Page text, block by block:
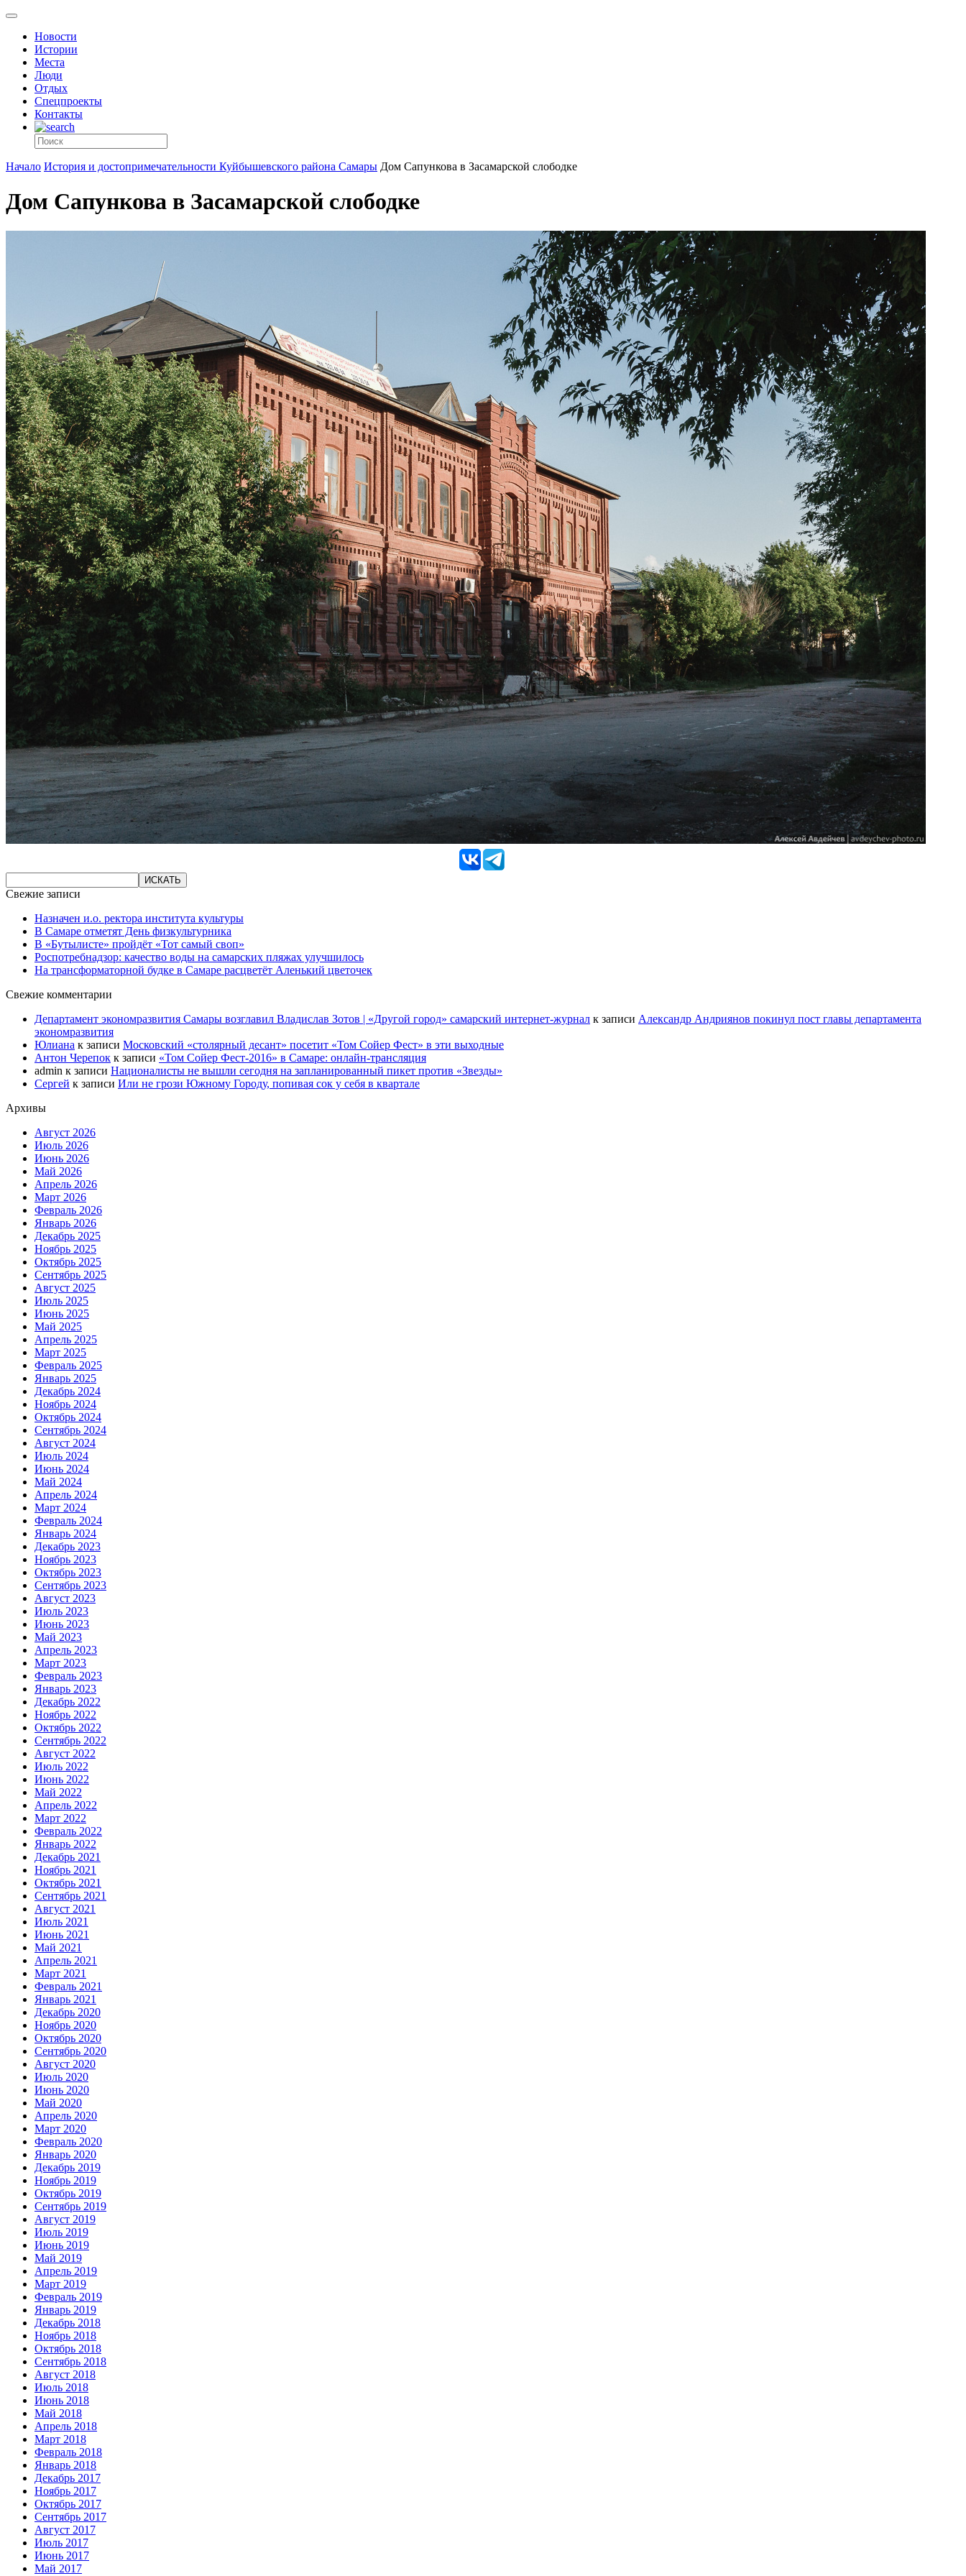
Новости
Истории
Места
Люди
Отдых
Спецпроекты
Контакты
Начало История и достопримечательности Куйбышевского района Самары Дом Сапункова в Засамарской слободке
Дом Сапункова в Засамарской слободке
Свежие записи
Назначен и.о. ректора института культуры
В Самаре отметят День физкультурника
В «Бутылисте» пройдёт «Тот самый своп»
Роспотребнадзор: качество воды на самарских пляжах улучшилось
На трансформаторной будке в Самаре расцветёт Аленький цветочек
Свежие комментарии
Департамент экономразвития Самары возглавил Владислав Зотов | «Другой город» самарский интернет-журнал к записи Александр Андриянов покинул пост главы департамента
экономразвития
Юлиана к записи Московский «столярный десант» посетит «Том Сойер Фест» в эти выходные
Антон Черепок к записи «Том Сойер Фест-2016» в Самаре: онлайн-трансляция
admin к записи Националисты не вышли сегодня на запланированный пикет против «Звезды»
Сергей к записи Или не грози Южному Городу, попивая сок у себя в квартале
Архивы
Август 2026
Июль 2026
Июнь 2026
Май 2026
Апрель 2026
Март 2026
Февраль 2026
Январь 2026
Декабрь 2025
Ноябрь 2025
Октябрь 2025
Сентябрь 2025
Август 2025
Июль 2025
Июнь 2025
Май 2025
Апрель 2025
Март 2025
Февраль 2025
Январь 2025
Декабрь 2024
Ноябрь 2024
Октябрь 2024
Сентябрь 2024
Август 2024
Июль 2024
Июнь 2024
Май 2024
Апрель 2024
Март 2024
Февраль 2024
Январь 2024
Декабрь 2023
Ноябрь 2023
Октябрь 2023
Сентябрь 2023
Август 2023
Июль 2023
Июнь 2023
Май 2023
Апрель 2023
Март 2023
Февраль 2023
Январь 2023
Декабрь 2022
Ноябрь 2022
Октябрь 2022
Сентябрь 2022
Август 2022
Июль 2022
Июнь 2022
Май 2022
Апрель 2022
Март 2022
Февраль 2022
Январь 2022
Декабрь 2021
Ноябрь 2021
Октябрь 2021
Сентябрь 2021
Август 2021
Июль 2021
Июнь 2021
Май 2021
Апрель 2021
Март 2021
Февраль 2021
Январь 2021
Декабрь 2020
Ноябрь 2020
Октябрь 2020
Сентябрь 2020
Август 2020
Июль 2020
Июнь 2020
Май 2020
Апрель 2020
Март 2020
Февраль 2020
Январь 2020
Декабрь 2019
Ноябрь 2019
Октябрь 2019
Сентябрь 2019
Август 2019
Июль 2019
Июнь 2019
Май 2019
Апрель 2019
Март 2019
Февраль 2019
Январь 2019
Декабрь 2018
Ноябрь 2018
Октябрь 2018
Сентябрь 2018
Август 2018
Июль 2018
Июнь 2018
Май 2018
Апрель 2018
Март 2018
Февраль 2018
Январь 2018
Декабрь 2017
Ноябрь 2017
Октябрь 2017
Сентябрь 2017
Август 2017
Июль 2017
Июнь 2017
Май 2017